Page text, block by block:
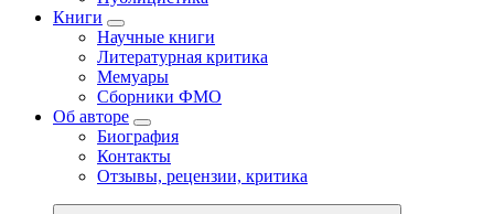
Книги
Научные книги
Литературная критика
Мемуары
Сборники ФМО
Об авторе
Биография
Контакты
Отзывы, рецензии, критика